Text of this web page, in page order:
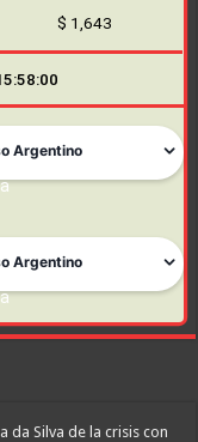
$ 1,643
da Silva de la crisis con